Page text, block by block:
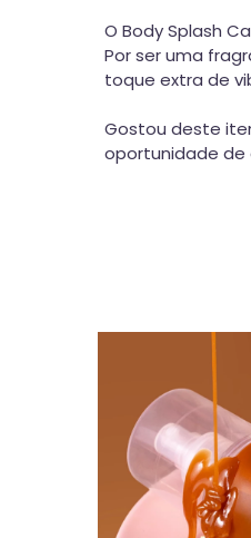
O Body Splash
Por ser uma
toque extra de
Gostou deste
oportunidade de